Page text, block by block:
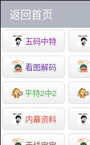
返回首页
五码中特
看图解码
平特2中2
内幕资料